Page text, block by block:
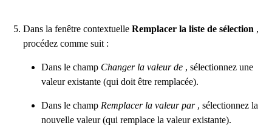
Dans la fenêtre contextuelle Remplacer la liste de sélection ,
procédez comme suit :
Dans le champ Changer la valeur de , sélectionnez une
valeur existante (qui doit être remplacée).
Dans le champ Remplacer la valeur par, sélectionnez la
nouvelle valeur (qui remplace la valeur existante).